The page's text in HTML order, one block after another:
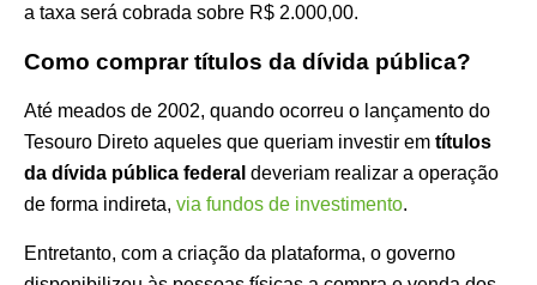
a taxa será cobrada sobre R$ 2.000,00.
Como comprar títulos da dívida pública?
Até meados de 2002, quando ocorreu o lançamento do
Tesouro Direto aqueles que queriam investir em títulos
da dívida pública federal deveriam realizar a operação
de forma indireta, via fundos de investimento.
Entretanto, com a criação da plataforma, o governo